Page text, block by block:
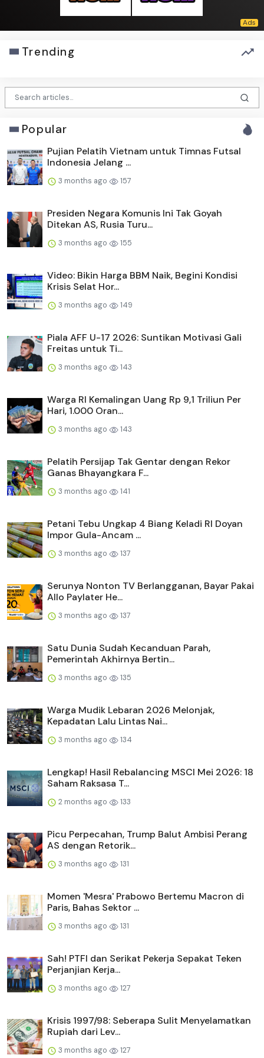
Trending
Popular
Pujian Pelatih Vietnam untuk Timnas Futsal
Indonesia Jelang ...
3 months ago 157
Presiden Negara Komunis Ini Tak Goyah
Ditekan AS, Rusia Turu...
3 months ago 155
Video: Bikin Harga BBM Naik, Begini Kondisi
Krisis Selat Hor...
3 months ago 149
Piala AFF U-17 2026: Suntikan Motivasi Gali
Freitas untuk Ti...
3 months ago 143
Warga RI Kemalingan Uang Rp 9,1 Triliun Per
Hari, 1.000 Oran...
3 months ago 143
Pelatih Persijap Tak Gentar dengan Rekor
Ganas Bhayangkara F...
3 months ago 141
Petani Tebu Ungkap 4 Biang Keladi RI Doyan
Impor Gula-Ancam ...
3 months ago 137
Serunya Nonton TV Berlangganan, Bayar Pakai
Allo Paylater He...
3 months ago 137
Satu Dunia Sudah Kecanduan Parah,
Pemerintah Akhirnya Bertin...
3 months ago 135
Warga Mudik Lebaran 2026 Melonjak,
Kepadatan Lalu Lintas Nai...
3 months ago 134
Lengkap! Hasil Rebalancing MSCI Mei 2026: 18
Saham Raksasa T...
2 months ago 133
Picu Perpecahan, Trump Balut Ambisi Perang
AS dengan Retorik...
3 months ago 131
Momen 'Mesra' Prabowo Bertemu Macron di
Paris, Bahas Sektor ...
3 months ago 131
Sah! PTFI dan Serikat Pekerja Sepakat Teken
Perjanjian Kerja...
3 months ago 127
Krisis 1997/98: Seberapa Sulit Menyelamatkan
Rupiah dari Lev...
3 months ago 127